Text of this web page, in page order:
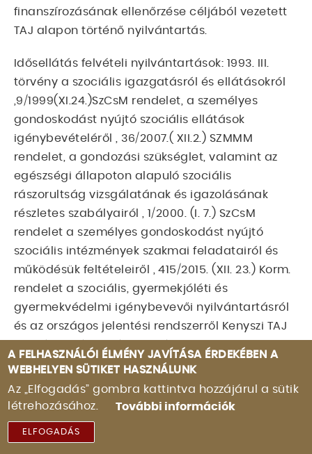
finanszírozásának ellenőrzése céljából vezetett
TAJ alapon történő nyilvántartás.
Idősellátás felvételi nyilvántartások: 1993. III.
törvény a szociális igazgatásról és ellátásokról
,9/1999(XI.24.)SzCsM rendelet, a személyes
gondoskodást nyújtó szociális ellátások
igénybevételéről , 36/2007.( XII.2.) SZMMM
rendelet, a gondozási szükséglet, valamint az
egészségi állapoton alapuló szociális
rászorultság vizsgálatának és igazolásának
részletes szabályairól , 1/2000. (I. 7.) SzCsM
rendelet a személyes gondoskodást nyújtó
szociális intézmények szakmai feladatairól és
működésük feltételeiről , 415/2015. (XII. 23.) Korm.
rendelet a szociális, gyermekjóléti és
gyermekvédelmi igénybevevői nyilvántartásról
és az országos jelentési rendszerről Kenyszi TAJ
alapú nyilvántartás, formátum: elektronikus
Felvételi nyilvántartás, formátum: papíralapú
Érintettek köre: Polgárdi Gondozási központ
ellátottjai Célja: a személyes gondoskodást
nyújtó ellátások igénybevételével kapcsolatos
A FELHASZNÁLÓI ÉLMÉNY JAVÍTÁSA ÉRDEKÉBEN A
WEBHELYEN SÜTIKET HASZNÁLUNK
Az „Elfogadás” gombra kattintva hozzájárul a sütik
létrehozásához.
További információk
ELFOGADÁS